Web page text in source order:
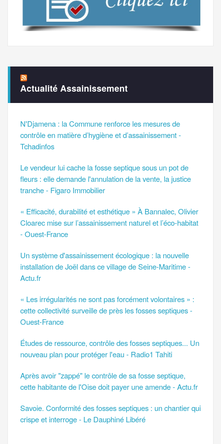
Actualité Assainissement
N'Djamena : la Commune renforce les mesures de
contrôle en matière d’hygiène et d’assainissement -
Tchadinfos
Le vendeur lui cache la fosse septique sous un pot de
fleurs : elle demande l'annulation de la vente, la justice
tranche - Figaro Immobilier
« Efficacité, durabilité et esthétique » À Bannalec, Olivier
Cloarec mise sur l’assainissement naturel et l’éco-habitat
- Ouest-France
Un système d'assainissement écologique : la nouvelle
installation de Joël dans ce village de Seine-Maritime -
Actu.fr
« Les irrégularités ne sont pas forcément volontaires » :
cette collectivité surveille de près les fosses septiques -
Ouest-France
Études de ressource, contrôle des fosses septiques... Un
nouveau plan pour protéger l'eau - Radio1 Tahiti
Après avoir "zappé" le contrôle de sa fosse septique,
cette habitante de l'Oise doit payer une amende - Actu.fr
Savoie. Conformité des fosses septiques : un chantier qui
crispe et interroge - Le Dauphiné Libéré